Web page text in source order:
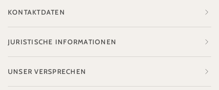
KONTAKTDATEN
JURISTISCHE INFORMATIONEN
UNSER VERSPRECHEN